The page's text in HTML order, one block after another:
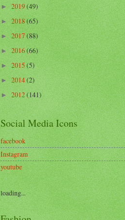
►2019(49)
►2018(65)
►2017(88)
►2016(66)
►2015(5)
►2014(2)
►2012(141)
Social Media Icons
facebook
Instagram
youtube
loading...